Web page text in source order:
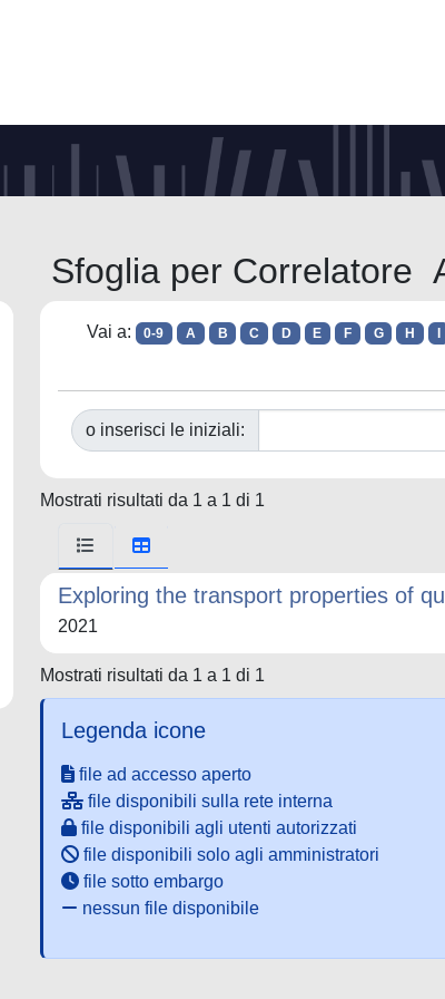
Sfoglia per Correlatore
Vai a: 0-9 A B C D E F G H
o inserisci le iniziali:
Mostrati risultati da 1 a 1 di 1
Exploring the transport properties of
2021
Mostrati risultati da 1 a 1 di 1
Legenda icone
file ad accesso aperto
file disponibili sulla rete interna
file disponibili agli utenti autorizzati
file disponibili solo agli amministratori
file sotto embargo
nessun file disponibile